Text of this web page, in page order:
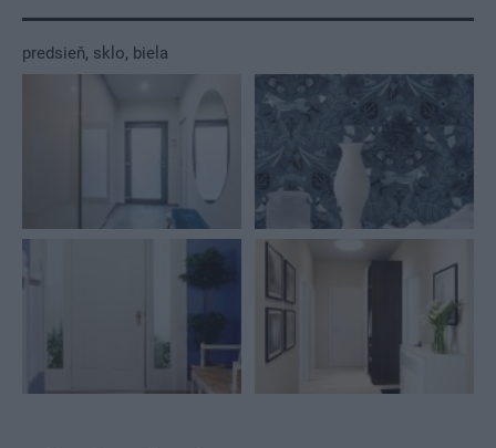
predsieň, sklo, biela